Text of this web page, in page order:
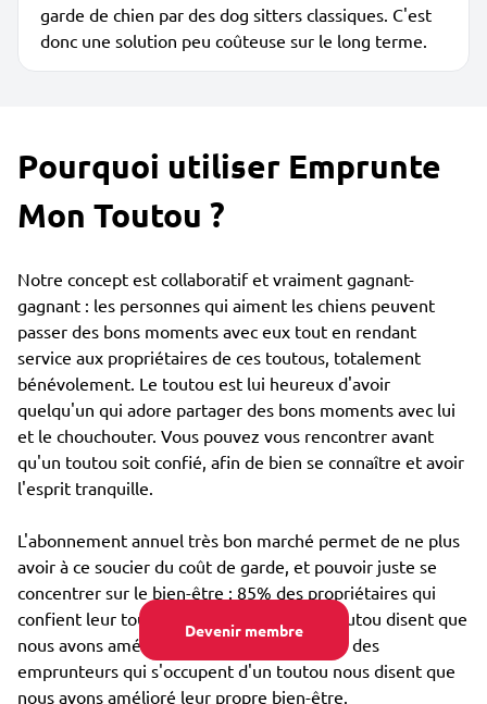
Devenir membre
garde de chien par des dog sitters classiques. C'est
donc une solution peu coûteuse sur le long terme.
Pourquoi utiliser Emprunte
Mon Toutou ?
Notre concept est collaboratif et vraiment gagnant-
gagnant : les personnes qui aiment les chiens peuvent
passer des bons moments avec eux tout en rendant
service aux propriétaires de ces toutous, totalement
bénévolement. Le toutou est lui heureux d'avoir
quelqu'un qui adore partager des bons moments avec lui
et le chouchouter. Vous pouvez vous rencontrer avant
qu'un toutou soit confié, afin de bien se connaître et avoir
l'esprit tranquille.
L'abonnement annuel très bon marché permet de ne plus
avoir à ce soucier du coût de garde, et pouvoir juste se
concentrer sur le bien-être : 85% des propriétaires qui
confient leur toutou par Emprunte Mon Toutou disent que
nous avons amélioré son bien-être, et 98% des
emprunteurs qui s'occupent d'un toutou nous disent que
nous avons amélioré leur propre bien-être.